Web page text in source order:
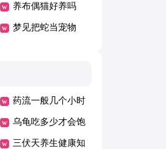
血怎么办
养布偶猫好养吗
梦见把蛇当宠物
药流一般几个小时
可以掉下来
乌龟吃多少才会饱
三伏天养生健康知